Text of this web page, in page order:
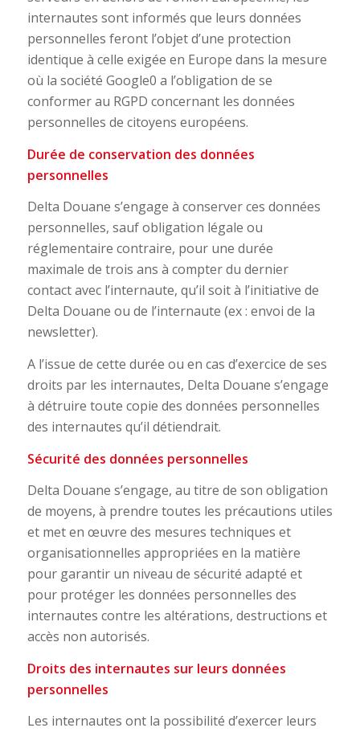
internautes sont informés que leurs données
personnelles feront l’objet d’une protection
identique à celle exigée en Europe dans la mesure
où la société Google0 a l’obligation de se
conformer au RGPD concernant les données
personnelles de citoyens européens.
Durée de conservation des données
personnelles
Delta Douane s’engage à conserver ces données
personnelles, sauf obligation légale ou
réglementaire contraire, pour une durée
maximale de trois ans à compter du dernier
contact avec l’internaute, qu’il soit à l’initiative de
Delta Douane ou de l’internaute (ex : envoi de la
newsletter).
A l’issue de cette durée ou en cas d’exercice de ses
droits par les internautes, Delta Douane s’engage
à détruire toute copie des données personnelles
des internautes qu’il détiendrait.
Sécurité des données personnelles
Delta Douane s’engage, au titre de son obligation
de moyens, à prendre toutes les précautions utiles
et met en œuvre des mesures techniques et
organisationnelles appropriées en la matière
pour garantir un niveau de sécurité adapté et
pour protéger les données personnelles des
internautes contre les altérations, destructions et
accès non autorisés.
Droits des internautes sur leurs données
personnelles
Les internautes ont la possibilité d’exercer leurs